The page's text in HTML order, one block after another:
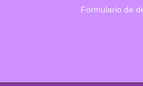
Formulario de